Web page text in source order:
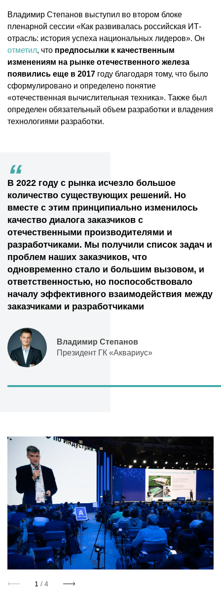
Владимир Степанов выступил во втором блоке
пленарной сессии «Как развивалась российская ИТ-
отрасль: история успеха национальных лидеров». Он
отметил, что предпосылки к качественным
изменениям на рынке отечественного железа
появились еще в 2017 году благодаря тому, что было
сформулировано и определено понятие
«отечественная вычислительная техника». Также был
определен обязательный объем разработки и владения
технологиями разработки.
“
В 2022 году с рынка исчезло большое
количество существующих решений. Но
вместе с этим принципиально изменилось
качество диалога заказчиков с
отечественными производителями и
разработчиками. Мы получили список задач и
проблем наших заказчиков, что
одновременно стало и большим вызовом, и
ответственностью, но поспособствовало
началу эффективного взаимодействия между
заказчиками и разработчиками
Владимир Степанов
Президент ГК «Аквариус»
1 / 4